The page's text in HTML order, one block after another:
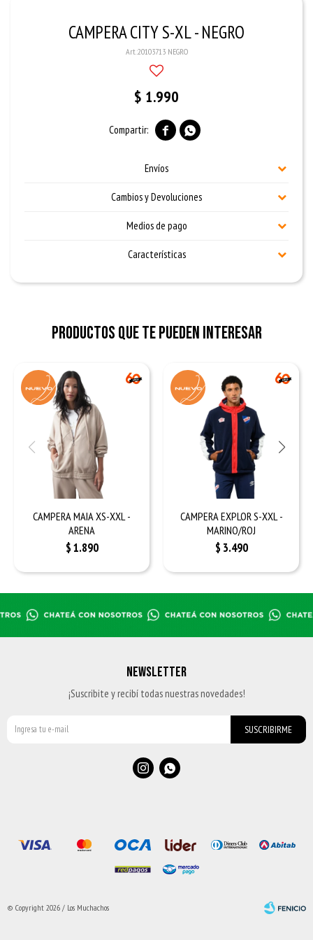
CAMPERA CITY S-XL - NEGRO
20103713 NEGRO
$ 1.990
 
Envíos
Cambios y Devoluciones
Medios de pago
Características
Productos que te pueden interesar
CAMPERA MAIA XS-XXL -
ARENA
$1.890
CAMPERA EXPLOR S-XXL -
MARINO/ROJ
$ 3.490
NEWSLETTER
¡Suscribite y recibí todas nuestras novedades!
SUSCRIBIRME
 
© Copyright 2026 / Los Muchachos